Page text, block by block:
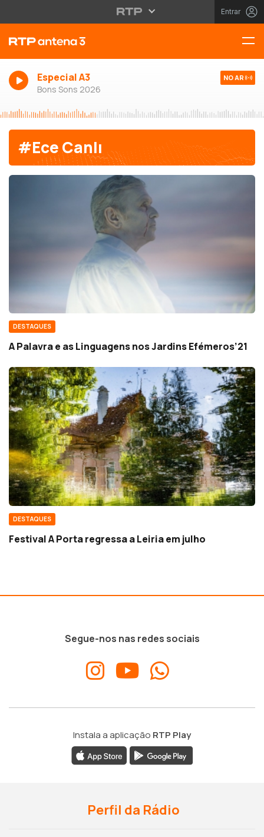
Entrar
Especial A3
Bons Sons 2026
NO AR
#Ece Canlı
DESTAQUES
A Palavra e as Linguagens nos Jardins Efémeros’21
DESTAQUES
Festival A Porta regressa a Leiria em julho
Segue-nos nas redes sociais
Instala a aplicação RTP Play
Perfil da Rádio